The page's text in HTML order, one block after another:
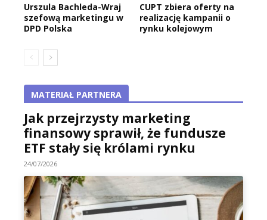
Urszula Bachleda-Wraj
szefową marketingu w
DPD Polska
CUPT zbiera oferty na
realizację kampanii o
rynku kolejowym
MATERIAŁ PARTNERA
Jak przejrzysty marketing
finansowy sprawił, że fundusze
ETF stały się królami rynku
24/07/2026